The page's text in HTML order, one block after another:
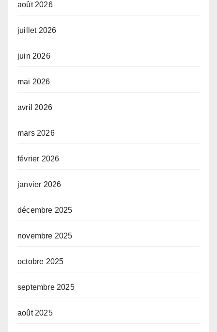
août 2026
juillet 2026
juin 2026
mai 2026
avril 2026
mars 2026
février 2026
janvier 2026
décembre 2025
novembre 2025
octobre 2025
septembre 2025
août 2025